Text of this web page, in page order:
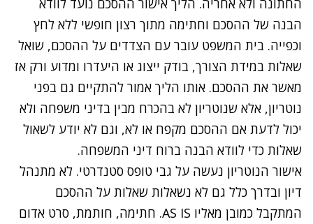
החתונה ולא אחריה. הליך אישור ההסכם נועד לוודא
הבנה של ההסכם וחתימה מתוך רצון חופשי ללא לחץ
וכפייה. בית המשפט עובר עם הצדדים על ההסכם, שואל
שאלות במידת הצורך, בודק ייצוג או היעדרו ומדוע ורק אז
מאשר את ההסכם. אותו הליך אמור להתקיים גם בפני
נוטריון, אלא שנוטריון לא בהכרח מבין בדיני משפחה ולא
יכול לדעת אם ההסכם מקפח או לא, וגם לא יודע לשאול
שאלות כדי לוודא הבנה ברוח דיני המשפחה.
אישור הנוטריון נעשה על גבי טופס סטנדרטי. לא מתנהל
דיון ובדרך כלל גם לא נשאלות שאלות על ההסכם
המתקבל כמובן מאליו AS IS. חתימה, חותמת, סרט אדום